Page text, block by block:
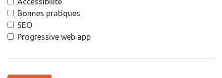
Bonnes pratiques
SEO
Progressive web app